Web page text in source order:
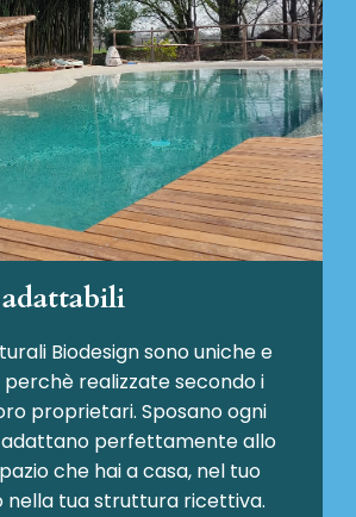
Biodesignsono uniche e
realizzate secondo i
proprietari. Sposano ogni
adattano perfettamente allo
che hai a casa, nel tuo
nella tua struttura ricettiva.